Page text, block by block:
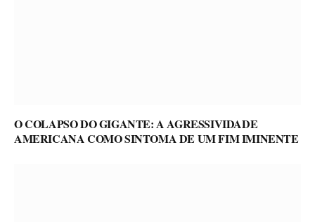
O COLAPSO DO GIGANTE: A AGRESSIVIDADE
AMERICANA COMO SINTOMA DE UM FIM IMINENTE